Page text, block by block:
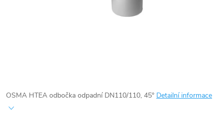
OSMA HTEA odbočka odpadní DN110/110, 45° Detailní informace